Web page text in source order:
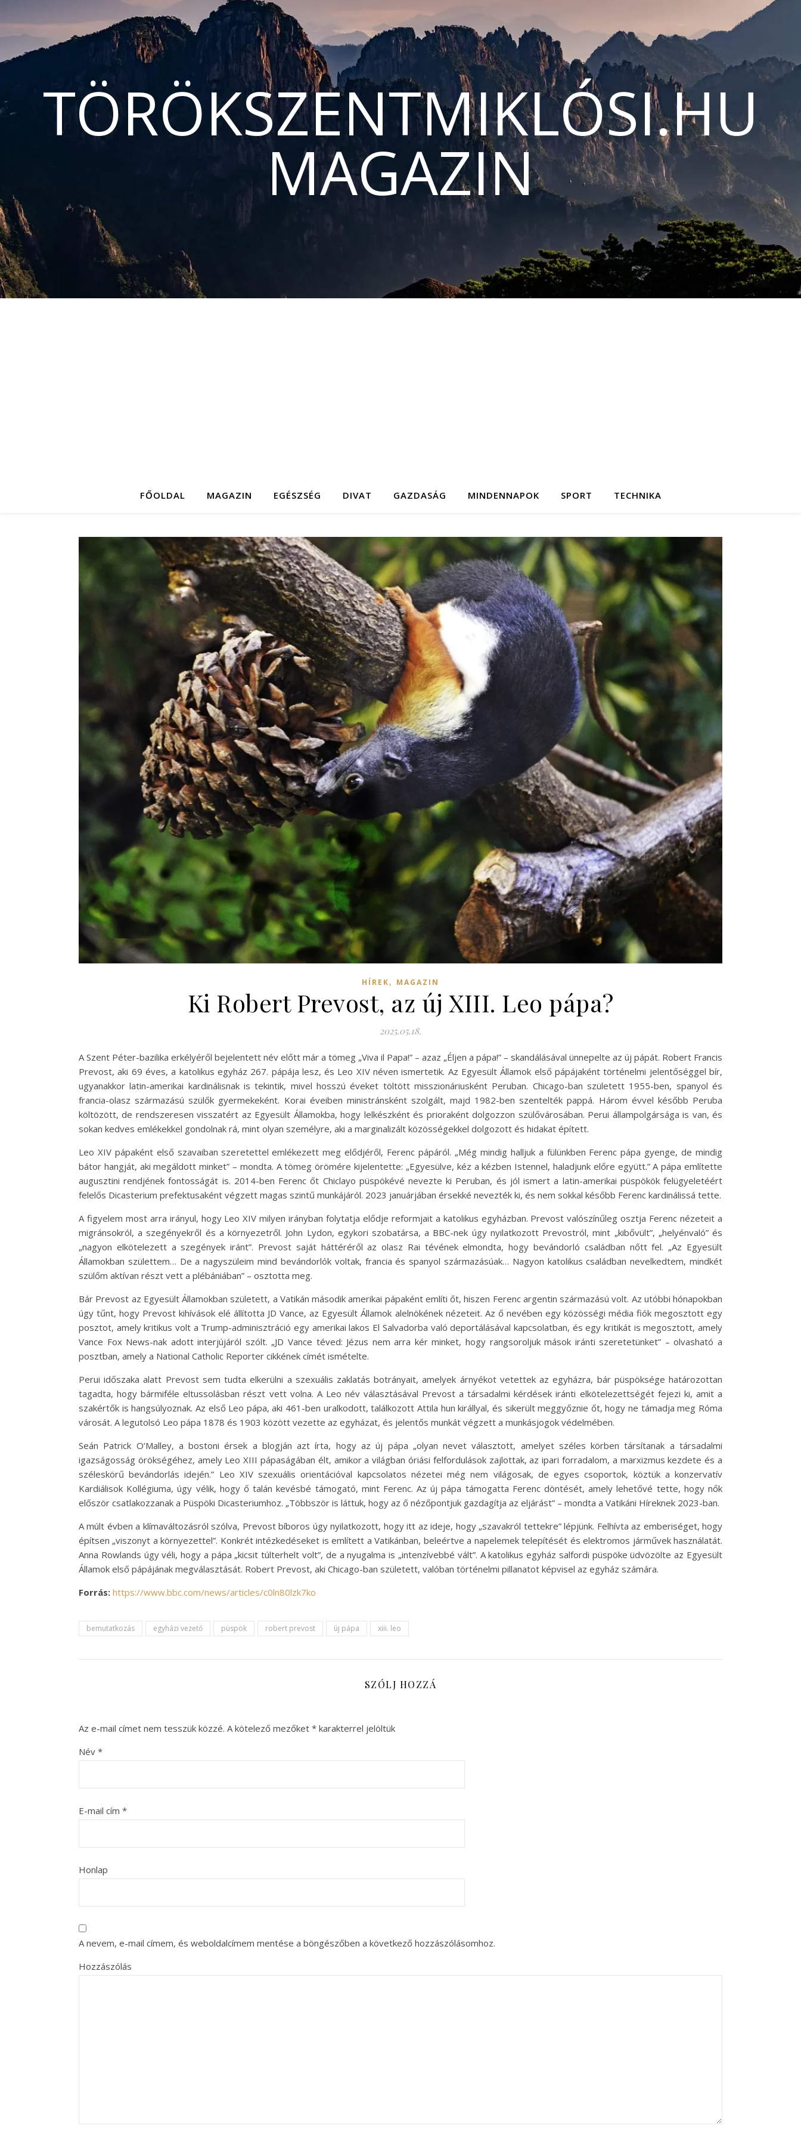
TÖRÖKSZENTMIKLÓSI.HU
MAGAZIN
FŐOLDAL MAGAZIN EGÉSZSÉG DIVAT GAZDASÁG MINDENNAPOK SPORT TECHNIKA
HÍREK, MAGAZIN
Ki Robert Prevost, az új XIII. Leo pápa?
2025.05.18.
A Szent Péter-bazilika erkélyéről bejelentett név előtt már a tömeg „Viva il Papa!” – azaz „Éljen a pápa!” – skandálásával ünnepelte az új pápát. Robert Francis
Prevost, aki 69 éves, a katolikus egyház 267. pápája lesz, és Leo XIV néven ismertetik. Az Egyesült Államok első pápájaként történelmi jelentőséggel bír,
ugyanakkor latin-amerikai kardinálisnak is tekintik, mivel hosszú éveket töltött misszionáriusként Peruban. Chicago-ban született 1955-ben, spanyol és
francia-olasz származású szülők gyermekeként. Korai éveiben ministránsként szolgált, majd 1982-ben szentelték pappá. Három évvel később Peruba
költözött, de rendszeresen visszatért az Egyesült Államokba, hogy lelkészként és prioraként dolgozzon szülővárosában. Perui állampolgársága is van, és
sokan kedves emlékekkel gondolnak rá, mint olyan személyre, aki a marginalizált közösségekkel dolgozott és hidakat épített.
Leo XIV pápaként első szavaiban szeretettel emlékezett meg elődjéről, Ferenc pápáról. „Még mindig halljuk a fülünkben Ferenc pápa gyenge, de mindig
bátor hangját, aki megáldott minket” – mondta. A tömeg örömére kijelentette: „Egyesülve, kéz a kézben Istennel, haladjunk előre együtt.” A pápa említette
augusztini rendjének fontosságát is. 2014-ben Ferenc őt Chiclayo püspökévé nevezte ki Peruban, és jól ismert a latin-amerikai püspökök felügyeletéért
felelős Dicasterium prefektusaként végzett magas szintű munkájáról. 2023 januárjában érsekké nevezték ki, és nem sokkal később Ferenc kardinálissá tette.
A figyelem most arra irányul, hogy Leo XIV milyen irányban folytatja elődje reformjait a katolikus egyházban. Prevost valószínűleg osztja Ferenc nézeteit a
migránsokról, a szegényekről és a környezetről. John Lydon, egykori szobatársa, a BBC-nek úgy nyilatkozott Prevostról, mint „kibővült”, „helyénvaló” és
„nagyon elkötelezett a szegények iránt”. Prevost saját háttéréről az olasz Rai tévének elmondta, hogy bevándorló családban nőtt fel. „Az Egyesült
Államokban születtem… De a nagyszüleim mind bevándorlók voltak, francia és spanyol származásúak… Nagyon katolikus családban nevelkedtem, mindkét
szülőm aktívan részt vett a plébániában” – osztotta meg.
Bár Prevost az Egyesült Államokban született, a Vatikán második amerikai pápaként említi őt, hiszen Ferenc argentin származású volt. Az utóbbi hónapokban
úgy tűnt, hogy Prevost kihívások elé állította JD Vance, az Egyesült Államok alelnökének nézeteit. Az ő nevében egy közösségi média fiók megosztott egy
posztot, amely kritikus volt a Trump-adminisztráció egy amerikai lakos El Salvadorba való deportálásával kapcsolatban, és egy kritikát is megosztott, amely
Vance Fox News-nak adott interjújáról szólt. „JD Vance téved: Jézus nem arra kér minket, hogy rangsoroljuk mások iránti szeretetünket” – olvasható a
posztban, amely a National Catholic Reporter cikkének címét ismételte.
Perui időszaka alatt Prevost sem tudta elkerülni a szexuális zaklatás botrányait, amelyek árnyékot vetettek az egyházra, bár püspöksége határozottan
tagadta, hogy bármiféle eltussolásban részt vett volna. A Leo név választásával Prevost a társadalmi kérdések iránti elkötelezettségét fejezi ki, amit a
szakértők is hangsúlyoznak. Az első Leo pápa, aki 461-ben uralkodott, találkozott Attila hun királlyal, és sikerült meggyőznie őt, hogy ne támadja meg Róma
városát. A legutolsó Leo pápa 1878 és 1903 között vezette az egyházat, és jelentős munkát végzett a munkásjogok védelmében.
Seán Patrick O’Malley, a bostoni érsek a blogján azt írta, hogy az új pápa „olyan nevet választott, amelyet széles körben társítanak a társadalmi
igazságosság örökségéhez, amely Leo XIII pápaságában élt, amikor a világban óriási felfordulások zajlottak, az ipari forradalom, a marxizmus kezdete és a
széleskörű bevándorlás idején.” Leo XIV szexuális orientációval kapcsolatos nézetei még nem világosak, de egyes csoportok, köztük a konzervatív
Kardiálisok Kollégiuma, úgy vélik, hogy ő talán kevésbé támogató, mint Ferenc. Az új pápa támogatta Ferenc döntését, amely lehetővé tette, hogy nők
először csatlakozzanak a Püspöki Dicasteriumhoz. „Többször is láttuk, hogy az ő nézőpontjuk gazdagítja az eljárást” – mondta a Vatikáni Híreknek 2023-ban.
A múlt évben a klímaváltozásról szólva, Prevost bíboros úgy nyilatkozott, hogy itt az ideje, hogy „szavakról tettekre” lépjünk. Felhívta az emberiséget, hogy
építsen „viszonyt a környezettel”. Konkrét intézkedéseket is említett a Vatikánban, beleértve a napelemek telepítését és elektromos járművek használatát.
Anna Rowlands úgy véli, hogy a pápa „kicsit túlterhelt volt”, de a nyugalma is „intenzívebbé vált”. A katolikus egyház salfordi püspöke üdvözölte az Egyesült
Államok első pápájának megválasztását. Robert Prevost, aki Chicago-ban született, valóban történelmi pillanatot képvisel az egyház számára.
Forrás: https://www.bbc.com/news/articles/c0ln80lzk7ko
bemutatkozás egyházi vezető püspök robert prevost új pápa xiii. leo
SZÓLJ HOZZÁ
Az e-mail címet nem tesszük közzé. A kötelező mezőket * karakterrel jelöltük
Név *
E-mail cím *
Honlap
A nevem, e-mail címem, és weboldalcímem mentése a böngészőben a következő hozzászólásomhoz.
Hozzászólás